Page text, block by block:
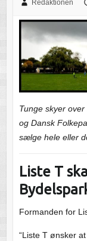
Redaktionen
Tunge skyer
og Dansk
sælge hele eller
Liste T
Formanden for
“Liste T ønsker